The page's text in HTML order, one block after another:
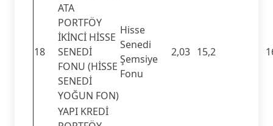
18
ATA
PORTFÖY
İKİNCİ HİSSE
SENEDİ
FONU (HİSSE
SENEDİ
YOĞUN FON)
Hisse
Senedi
Şemsiye
Fonu
2,03 15,2
YAPI KREDİ